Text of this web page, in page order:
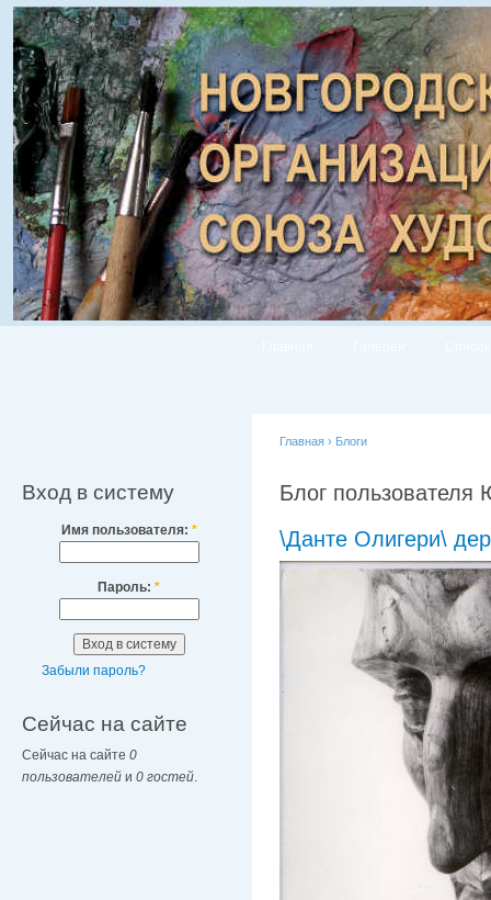
Вход в систему
Имя пользователя: *
Пароль: *
Забыли пароль?
Сейчас на сайте
Сейчас на сайте 0
пользователей и 0 гостей
Главная › Блоги
Блог
\Данте Олигери\